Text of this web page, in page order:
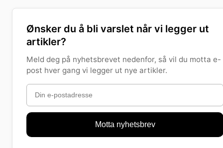
Ønsker du å bli varslet når vi legger ut
artikler?
Meld deg på nyhetsbrevet nedenfor, så vil du motta e-
post hver gang vi legger ut nye artikler.
Motta nyhetsbrev